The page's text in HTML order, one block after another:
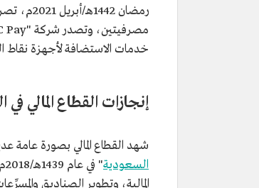
خدمات الاستضافة لأجهزة نقاط
إنجازات القطاع المالي
شهد القطاع المالي بصورة عامة
السعودية
"
المالية، وتطوير الصناديق